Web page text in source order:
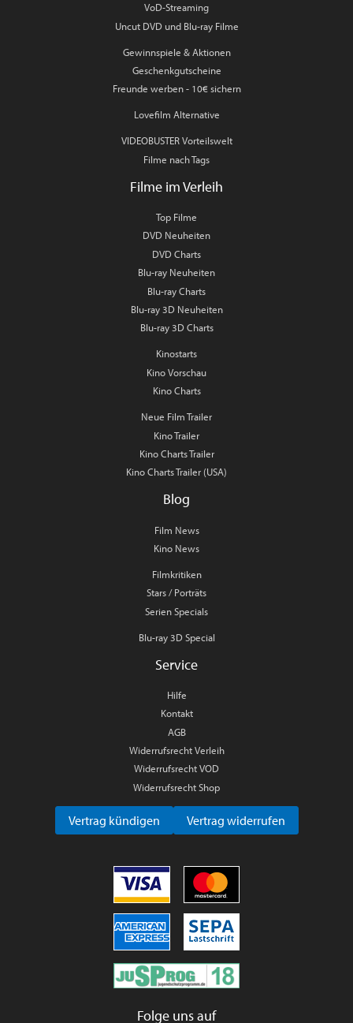
VoD-Streaming
Uncut DVD und Blu-ray Filme
Gewinnspiele & Aktionen
Geschenkgutscheine
Freunde werben - 10€ sichern
Lovefilm Alternative
VIDEOBUSTER Vorteilswelt
Filme nach Tags
Filme im Verleih
Top Filme
DVD Neuheiten
DVD Charts
Blu-ray Neuheiten
Blu-ray Charts
Blu-ray 3D Neuheiten
Blu-ray 3D Charts
Kinostarts
Kino Vorschau
Kino Charts
Neue Film Trailer
Kino Trailer
Kino Charts Trailer
Kino Charts Trailer (USA)
Blog
Film News
Kino News
Filmkritiken
Stars / Porträts
Serien Specials
Blu-ray 3D Special
Service
Hilfe
Kontakt
AGB
Widerrufsrecht Verleih
Widerrufsrecht VOD
Widerrufsrecht Shop
Vertrag kündigen Vertrag widerrufen
Folge uns auf